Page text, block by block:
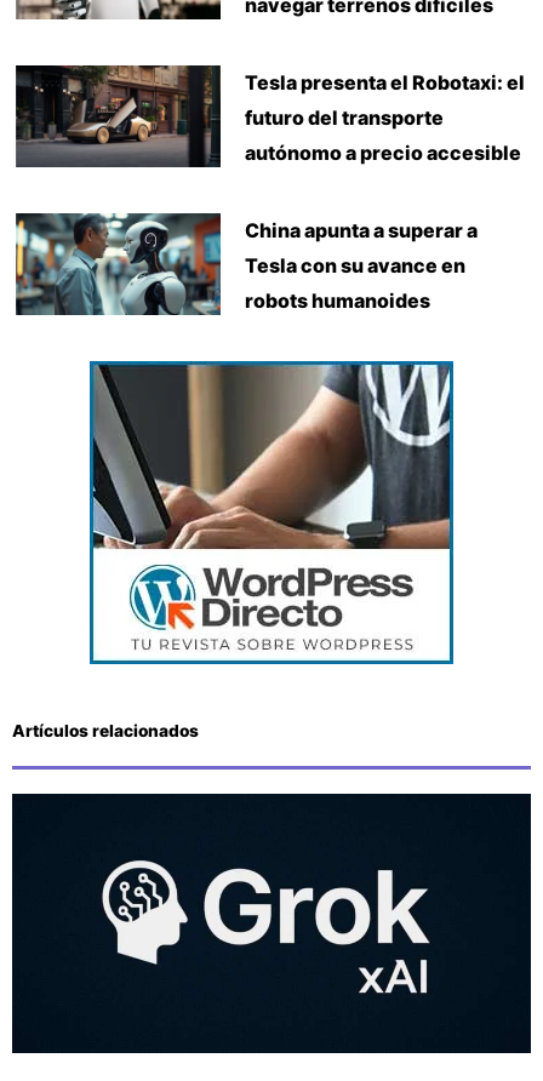
Tesla presenta el Robotaxi: el
futuro del transporte
autónomo a precio accesible
China apunta a superar a
Tesla con su avance en
robots humanoides
Artículos relacionados